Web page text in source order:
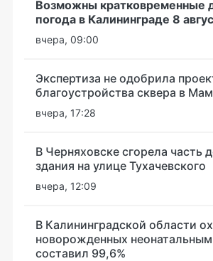
Возможны кратковременные
погода в Калининграде 8
вчера, 09:00
Экспертиза не одобрила
благоустройства сквера в
вчера, 17:28
В Черняховске сгорела часть
здания на улице Тухачевского
вчера, 12:09
В Калининградской области
новорожденных
составил 99,6%